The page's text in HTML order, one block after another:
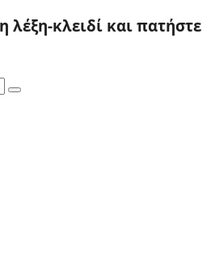
λέξη-κλειδί και πατήστε